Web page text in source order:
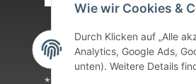
Wie wir Cookies &
Durch Klicken auf „Alle
Analytics, Google Ads,
unten). Weitere Details